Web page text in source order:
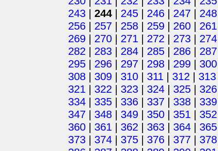
243 | 244| 245 | 246 | 247 | 248
256 | 257 | 258 | 259 | 260 | 261
269 | 270 | 271 | 272 | 273 | 274
282 | 283 | 284 | 285 | 286 | 287
295 | 296 | 297 | 298 | 299 | 300
308 | 309 | 310 | 311 | 312 | 313
321 | 322 | 323 | 324 | 325 | 326
334 | 335 | 336 | 337 | 338 | 339
347 | 348 | 349 | 350 | 351 | 352
360 | 361 | 362 | 363 | 364 | 365
373 | 374 | 375 | 376 | 377 | 378